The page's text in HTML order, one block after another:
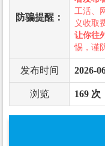
防骗提醒：
工活、
义收取
让你往
惕，谨
发布时间 2026-
浏览 169 次